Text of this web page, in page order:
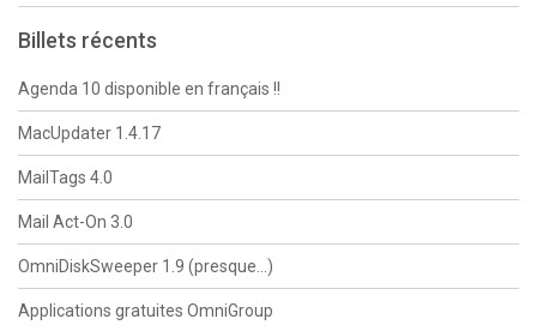
Billets récents
Agenda 10 disponible en français !!
MacUpdater 1.4.17
MailTags 4.0
Mail Act-On 3.0
OmniDiskSweeper 1.9 (presque…)
Applications gratuites OmniGroup